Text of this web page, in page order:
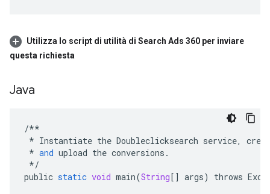
Utilizza lo script di utilità di Search Ads 360 per inviare
questa richiesta
Java
/**
* Instantiate the Doubleclicksearch service,
* and upload the conversions .
*/
public static void main(String[] args) throws